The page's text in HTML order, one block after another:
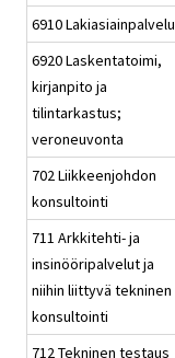
6910 Lakiasiainpalvelu
6920 Laskentatoimi,
kirjanpito ja
tilintarkastus;
veroneuvonta
702 Liikkeenjohdon
konsultointi
711 Arkkitehti- ja
insinööripalvelut ja
niihin liittyvä tekninen
konsultointi
712 Tekninen testaus